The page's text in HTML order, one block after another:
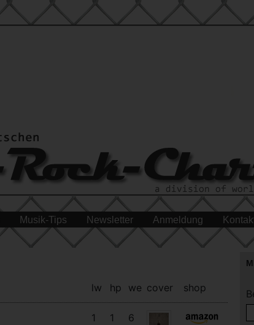
Musik-Tips Newsletter Anmeldung
lw hp we cover shop
1 1 6